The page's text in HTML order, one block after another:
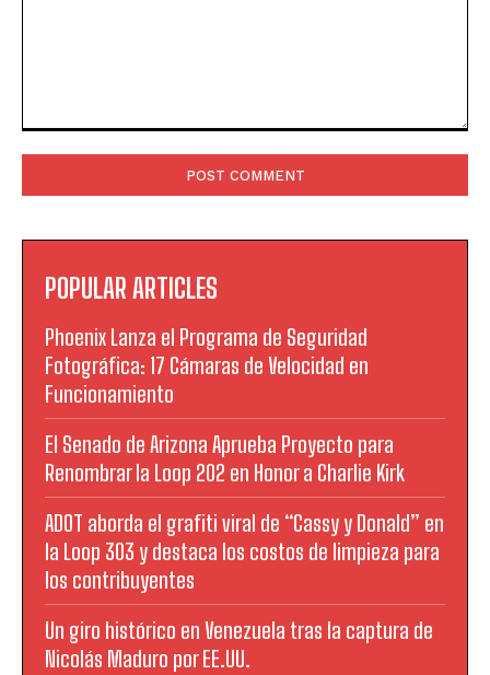
POPULAR ARTICLES
Phoenix Lanza el Programa de Seguridad
Fotográfica: 17 Cámaras de Velocidad en
Funcionamiento
El Senado de Arizona Aprueba Proyecto para
Renombrar la Loop 202 en Honor a Charlie Kirk
ADOT aborda el grafiti viral de “Cassy y Donald” en
la Loop 303 y destaca los costos de limpieza para
los contribuyentes
Un giro histórico en Venezuela tras la captura de
Nicolás Maduro por EE.UU.